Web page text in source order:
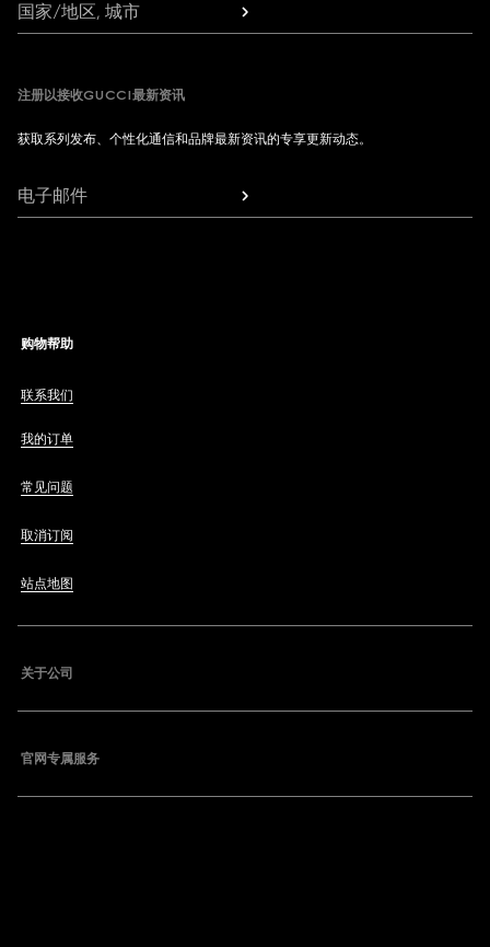
国家/地区, 城市
注册以接收GUCCI最新资讯
获取系列发布、个性化通信和品牌最新资讯的专享更新动态。
电子邮件
购物帮助
联系我们
我的订单
常见问题
取消订阅
站点地图
关于公司
官网专属服务